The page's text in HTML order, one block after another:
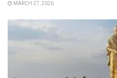
MARCH 27, 2026